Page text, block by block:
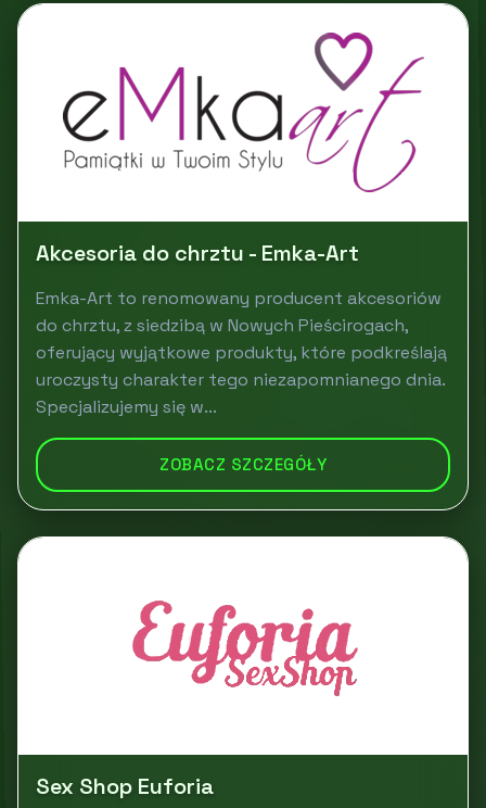
Akcesoria do chrztu - Emka-Art
Emka-Art to renomowany producent akcesoriów
do chrztu, z siedzibą w Nowych Pieścirogach,
oferujący wyjątkowe produkty, które podkreślają
uroczysty charakter tego niezapomnianego dnia.
Specjalizujemy się w...
ZOBACZ SZCZEGÓŁY
Sex Shop Euforia